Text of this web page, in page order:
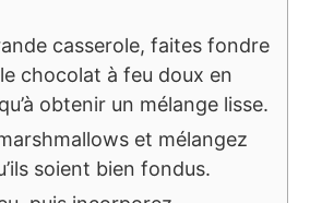
casserole, faites fondre
chocolat à feu doux en
obtenir un mélange lisse.
et mélangez
soient bien fondus.